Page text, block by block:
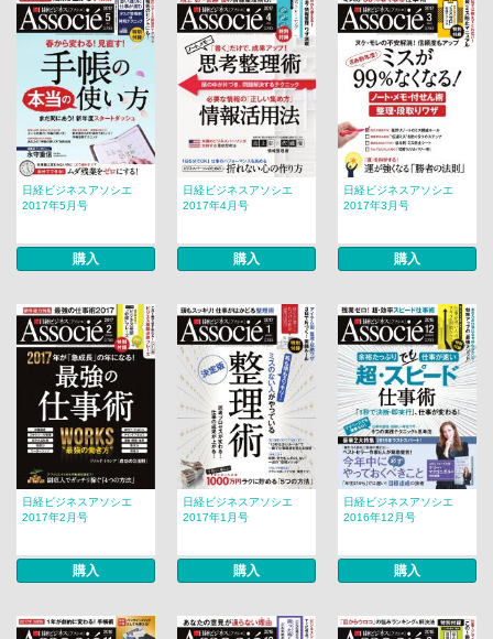
日経ビジネスアソシエ
2017年5月号
購入
日経ビジネスアソシエ
2017年4月号
購入
日経ビジネスアソシエ
2017年3月号
購入
日経ビジネスアソシエ
2017年2月号
購入
日経ビジネスアソシエ
2017年1月号
購入
日経ビジネスアソシエ
2016年12月号
購入